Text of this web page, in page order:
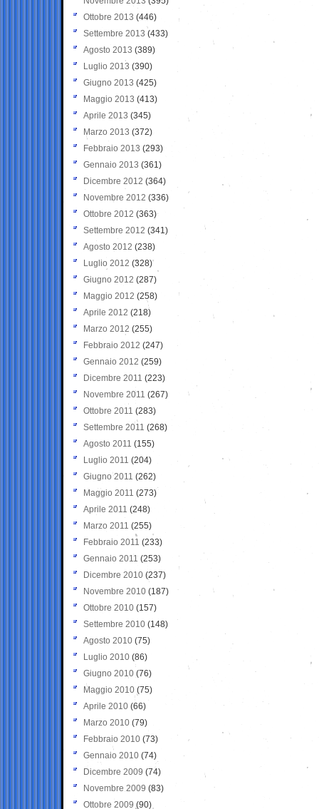
Ottobre 2013 (446)
Settembre 2013 (433)
Agosto 2013 (389)
Luglio 2013 (390)
Giugno 2013 (425)
Maggio 2013 (413)
Aprile 2013 (345)
Marzo 2013 (372)
Febbraio 2013 (293)
Gennaio 2013 (361)
Dicembre 2012 (364)
Novembre 2012 (336)
Ottobre 2012 (363)
Settembre 2012 (341)
Agosto 2012 (238)
Luglio 2012 (328)
Giugno 2012 (287)
Maggio 2012 (258)
Aprile 2012 (218)
Marzo 2012 (255)
Febbraio 2012 (247)
Gennaio 2012 (259)
Dicembre 2011 (223)
Novembre 2011 (267)
Ottobre 2011 (283)
Settembre 2011 (268)
Agosto 2011 (155)
Luglio 2011 (204)
Giugno 2011 (262)
Maggio 2011 (273)
Aprile 2011 (248)
Marzo 2011 (255)
Febbraio 2011 (233)
Gennaio 2011 (253)
Dicembre 2010 (237)
Novembre 2010 (187)
Ottobre 2010 (157)
Settembre 2010 (148)
Agosto 2010 (75)
Luglio 2010 (86)
Giugno 2010 (76)
Maggio 2010 (75)
Aprile 2010 (66)
Marzo 2010 (79)
Febbraio 2010 (73)
Gennaio 2010 (74)
Dicembre 2009 (74)
Novembre 2009 (83)
Ottobre 2009 (90)